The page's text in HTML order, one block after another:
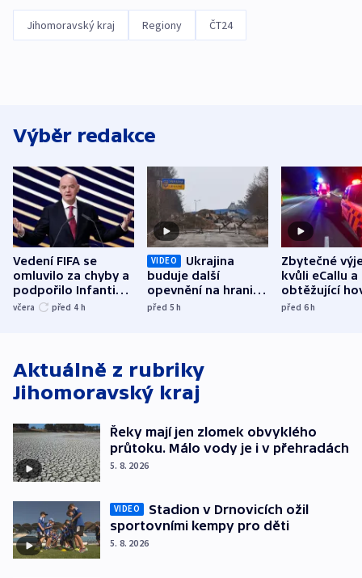
Jihomoravský kraj Regiony ČT24
Výběr redakce
Vedení FIFA se
omluvilo za chyby a
podpořilo Infantina.
UEFA trvá na
včera před 4 h
VIDEO
Ukrajina
buduje další
opevnění na hranici
s Běloruskem
před 5h
Zbytečné
kvůli eCallu a
obtěžující
zdržují
před 6h
Aktuálně z rubriky
Jihomoravský kraj
Řeky mají jen zlomek obvyklého
průtoku. Málo vody je i v přehradách
5. 8. 2026
VIDEO
Stadion v Drnovicích ožil
sportovními kempy pro děti
5. 8. 2026